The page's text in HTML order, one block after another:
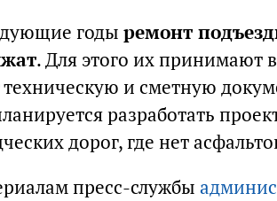
годы ремонт
. Для этого их принимают
техническую и сметную
разработать
дорог, где нет
пресс-службы